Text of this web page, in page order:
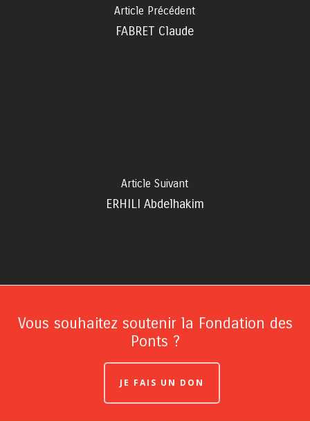
Article Précédent
FABRET Claude
Article Suivant
ERHILI Abdelhakim
Vous souhaitez soutenir la Fondation des
Ponts ?
JE FAIS UN DON